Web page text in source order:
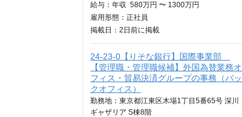
給与： 年収 580万円 〜 1300万円
雇用形態：正社員
掲載日： 2日 前に掲載
24-23-0【りそな銀行】国際事業部
【管理職・管理職候補】外国為替業務オ
フィス・貿易決済グループの事務（バッ
クオフィス）
勤務地：東京都江東区木場1丁目5番65号 深川
ギャザリア S棟8階